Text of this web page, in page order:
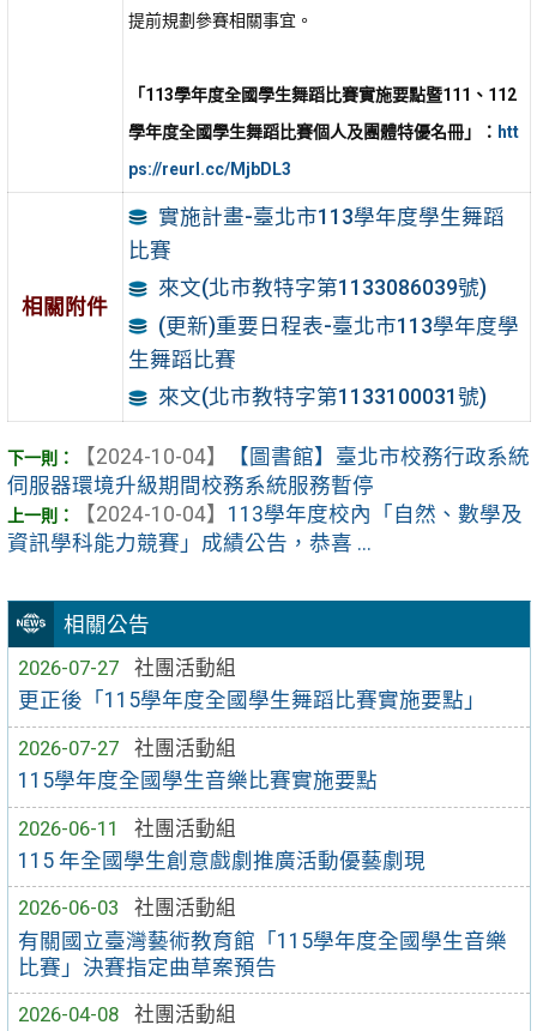
相關公告
2026-07-27
社團活動組
更正後「115學年度全國學生舞蹈比賽實施要點」
2026-07-27
社團活動組
115學年度全國學生音樂比賽實施要點
2026-06-11
社團活動組
115 年全國學生創意戲劇推廣活動優藝劇現
2026-06-03
社團活動組
有關國立臺灣藝術教育館「115學年度全國學生音樂
比賽」決賽指定曲草案預告
2026-04-08
社團活動組
提前規劃參賽相關事宜。
「113學年度全國學生舞蹈比賽實施要點暨111、112
學年度全國學生舞蹈比賽個人及團體特優名冊」： htt
ps://reurl.cc/MjbDL3
相關附件
實施計畫-臺北市113學年度學生舞蹈
比賽
來文(北市教特字第1133086039號)
(更新)重要日程表-臺北市113學年度學
生舞蹈比賽
來文(北市教特字第1133100031號)
【2024-10-04】
【圖書館】臺北市校務行政系統
伺服器環境升級期間校務系統服務暫停
【2024-10-04】 113學年度校內「自然、數學及
資訊學科能力競賽」成績公告，恭喜 ...